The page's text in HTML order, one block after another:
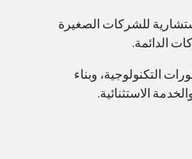
للشركات الصغيرة
الدائمة.
التكنولوجية، وبناء
الاستثنائية.